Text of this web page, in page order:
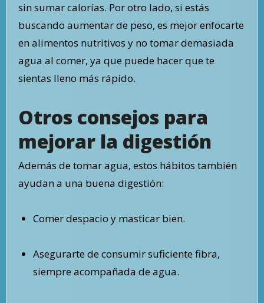
sin sumar calorías. Por otro lado, si estás
buscando aumentar de peso, es mejor enfocarte
en alimentos nutritivos y no tomar demasiada
agua al comer, ya que puede hacer que te
sientas lleno más rápido.
Otros consejos para
mejorar la digestión
Además de tomar agua, estos hábitos también
ayudan a una buena digestión:
Comer despacio y masticar bien.
Asegurarte de consumir suficiente fibra,
siempre acompañada de agua.